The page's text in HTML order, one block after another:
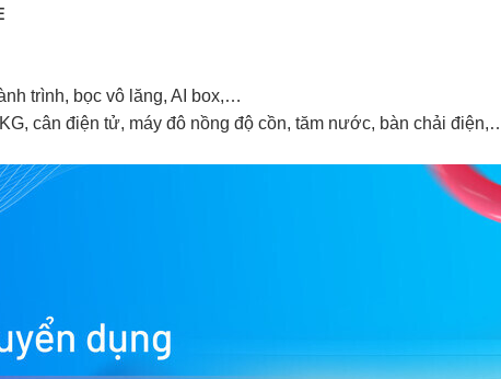
trình, bọc vô lăng, AI box,…
cân điện tử, máy đô nồng độ cồn, tăm nước, bàn chải